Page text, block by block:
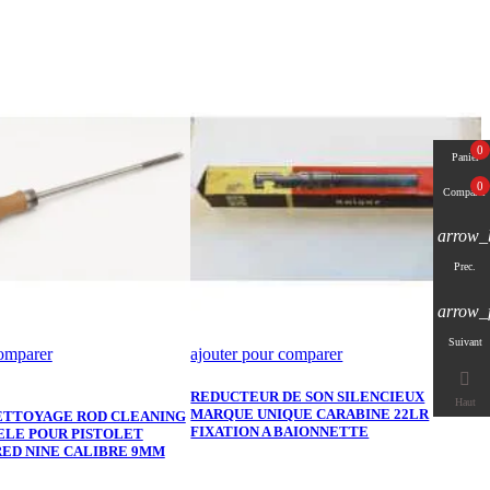
ROD CLEANING
POUR PISTOLET
NINE CALIBRE 9MM
ajouter pour comparer
REDUCTEUR DE SON SILENCIEUX
MARQUE UNIQUE CARABINE 22LR
FIXATION A BAIONNETTE
Panier
0
Comparer
0
Prec.
Suivant

Haut